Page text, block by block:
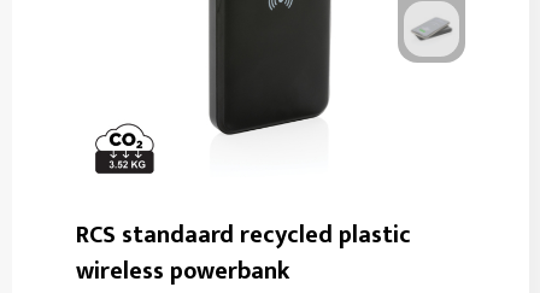
RCS standaard recycled plastic
wireless powerbank